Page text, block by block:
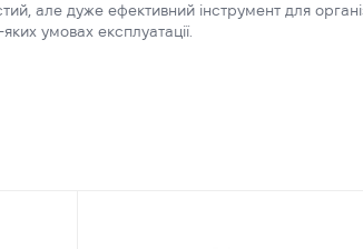
але дуже ефективний інструмент для
умовах експлуатації.